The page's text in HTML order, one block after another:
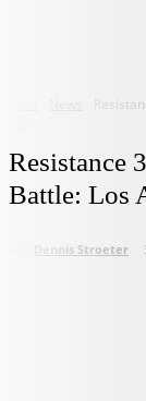
Resistance
Battle: Los
Dennis Stroeter